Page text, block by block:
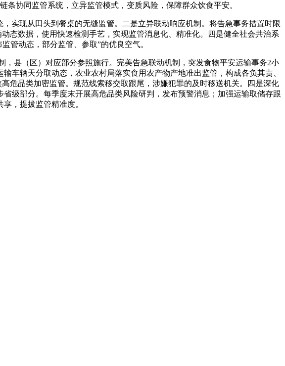
协同监管系统，立异监管模式，变质风险，保障群众饮食平安。
现从田头到餐桌的无缝监管。二是立异联动响应机制。将告急事务措置时限
态数据，使用快速检测手艺，实现监管消息化、精准化。四是健全社会共治系
管动态，部分监管、参取”的优良空气。
县（区）对应部分参照施行。完美告急联动机制，突发食物平安运输事务2小
车辆天分取动态，农业农村局落实食用农产物产地准出监管，构成各负其责、
危品类加密监管。规范线索移交取跟尾，涉嫌犯罪的及时移送机关。四是深化
级部分。每季度末开展高危品类风险研判，发布预警消息；加强运输取储存跟
，提拔监管精准度。